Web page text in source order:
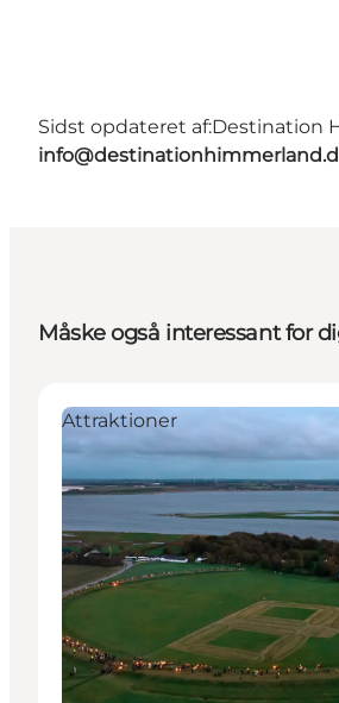
Sidst opdateret af:Destination
Måske også interessant for
Attraktioner